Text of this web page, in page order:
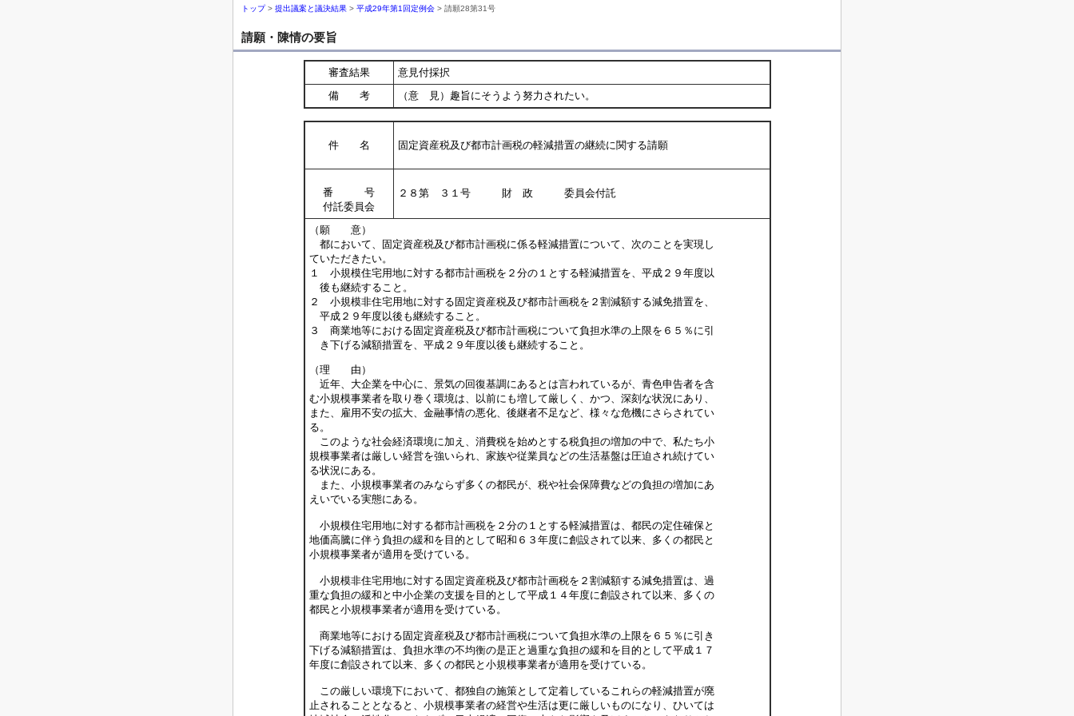
トップ> 提出議案と議決結果 > 平成29年第1回定例会 > 請願28第31号
請願・陳情の要旨
審査結果
意見付採択
備 考
（意 見）趣旨にそうよう努力されたい。
件 名 固定資産税及び都市計画税の軽減措置の継続に関する請願
番 号
付託委員会
２８第 ３１号 財 政 委員会付託
（願 意）
都において、固定資産税及び都市計画税に係る軽減措置について、次のことを実現し
ていただきたい。
１ 小規模住宅用地に対する都市計画税を２分の１とする軽減措置を、平成２９年度以
後も継続すること。
２ 小規模非住宅用地に対する固定資産税及び都市計画税を２割減額する減免措置を、
平成２９年度以後も継続すること。
３ 商業地等における固定資産税及び都市計画税について負担水準の上限を６５％に引
き下げる減額措置を、平成２９年度以後も継続すること。
（理 由）
近年、大企業を中心に、景気の回復基調にあるとは言われているが、青色申告者を含
む小規模事業者を取り巻く環境は、以前にも増して厳しく、かつ、深刻な状況にあり、
また、雇用不安の拡大、金融事情の悪化、後継者不足など、様々な危機にさらされてい
る。
このような社会経済環境に加え、消費税を始めとする税負担の増加の中で、私たち小
規模事業者は厳しい経営を強いられ、家族や従業員などの生活基盤は圧迫され続けてい
る状況にある。
また、小規模事業者のみならず多くの都民が、税や社会保障費などの負担の増加にあ
えいでいる実態にある。
小規模住宅用地に対する都市計画税を２分の１とする軽減措置は、都民の定住確保と
地価高騰に伴う負担の緩和を目的として昭和６３年度に創設されて以来、多くの都民と
小規模事業者が適用を受けている。
小規模非住宅用地に対する固定資産税及び都市計画税を２割減額する減免措置は、過
重な負担の緩和と中小企業の支援を目的として平成１４年度に創設されて以来、多くの
都民と小規模事業者が適用を受けている。
商業地等における固定資産税及び都市計画税について負担水準の上限を６５％に引き
下げる減額措置は、負担水準の不均衡の是正と過重な負担の緩和を目的として平成１７
年度に創設されて以来、多くの都民と小規模事業者が適用を受けている。
この厳しい環境下において、都独自の施策として定着しているこれらの軽減措置が廃
止されることとなると、小規模事業者の経営や生活は更に厳しいものになり、ひいては